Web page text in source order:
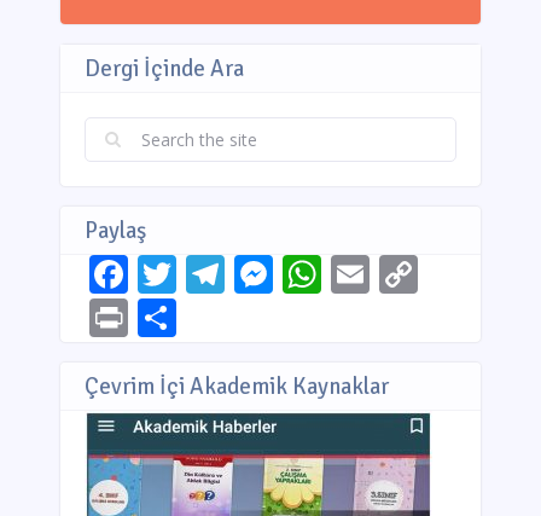
Dergi İçinde Ara
Paylaş
Facebook
Twitter
Telegram
Messenger
WhatsApp
EmailCopy
PrintShare
Çevrim İçi Akademik Kaynaklar